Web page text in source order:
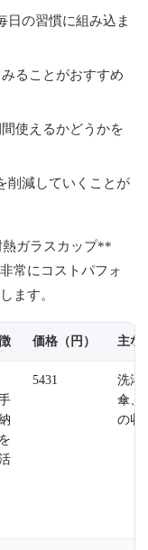
日の習慣に組み込ま
ることがおすすめ
使えるかどうかを
削減していくことが
ガラスカップ**
常にコストパフォ
ます。
価格（円） 主な
5431
洗濯
傘、
の収